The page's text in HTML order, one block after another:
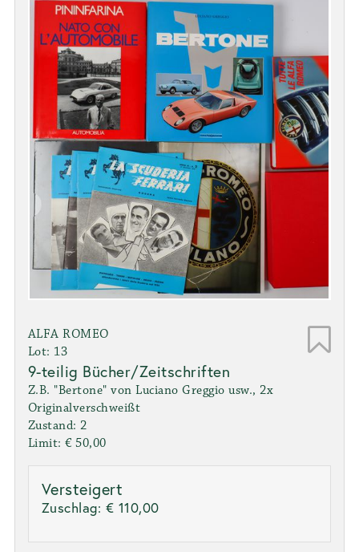
ALFA ROMEO
Lot: 13
9-teilig Bücher/Zeitschriften
Z.B. "Bertone" von Luciano Greggio usw., 2x
Originalverschweißt
Zustand: 2
Limit: € 50,00
Versteigert
Zuschlag: € 110,00